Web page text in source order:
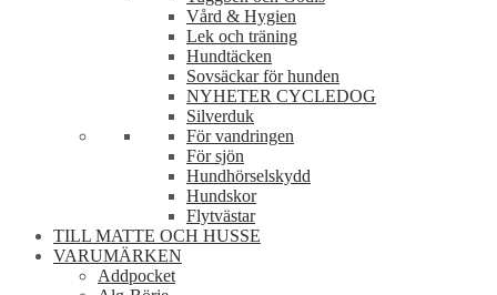
Vård & Hygien
Lek och träning
Hundtäcken
Sovsäckar för hunden
NYHETER CYCLEDOG
Silverduk
För vandringen
För sjön
Hundhörselskydd
Hundskor
Flytvästar
TILL MATTE OCH HUSSE
VARUMÄRKEN
Addpocket